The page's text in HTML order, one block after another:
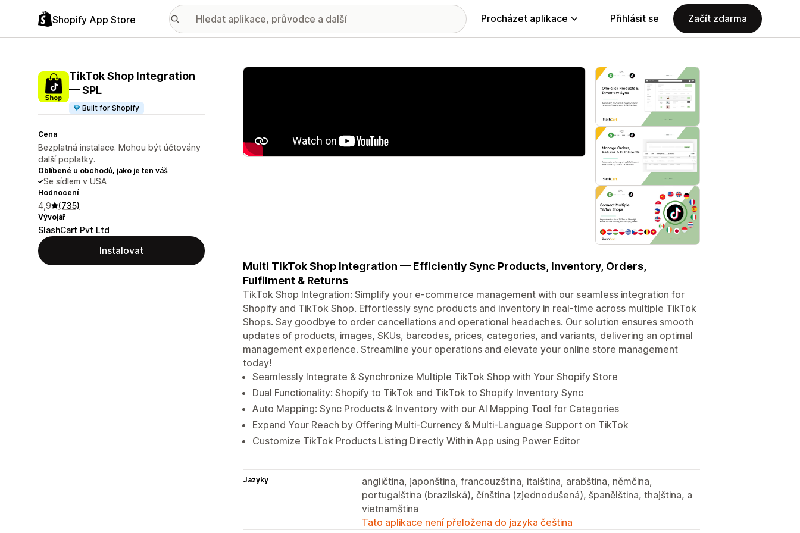
Shopify App Store Procházet aplikace Přihlásit se Začít zdarma
TikTok Shop Integration
— SPL
Built for Shopify
Cena
Bezplatná instalace. Mohou být účtovány
další poplatky.
Oblíbené u obchodů, jako je ten váš
Se sídlem v USA
Hodnocení
4,9 (735)
Vývojář
SlashCart Pvt Ltd
Instalovat
Galerie propagovaných obrázků
Multi TikTok Shop Integration — Efficiently Sync Products, Inventory, Orders,
Fulfilment & Returns
TikTok Shop Integration: Simplify your e-commerce management with our seamless integration for
Shopify and TikTok Shop. Effortlessly sync products and inventory in real-time across multiple TikTok
Shops. Say goodbye to order cancellations and operational headaches. Our solution ensures smooth
updates of products, images, SKUs, barcodes, prices, categories, and variants, delivering an optimal
management experience. Streamline your operations and elevate your online store management
today!
Seamlessly Integrate & Synchronize Multiple TikTok Shop with Your Shopify Store
Dual Functionality: Shopify to TikTok and TikTok to Shopify Inventory Sync
Auto Mapping: Sync Products & Inventory with our AI Mapping Tool for Categories
Expand Your Reach by Offering Multi-Currency & Multi-Language Support on TikTok
Customize TikTok Products Listing Directly Within App using Power Editor
Jazyky
angličtina, japonština, francouzština, italština, arabština, němčina,
portugalština (brazilská), čínština (zjednodušená), španělština, thajština, a
vietnamština
Tato aplikace není přeložena do jazyka čeština